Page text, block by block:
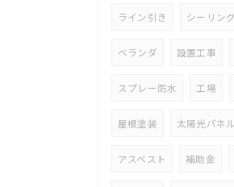
ライン引き シーリング
ベランダ 設置工事
スプレー防水 工場
屋根塗装 太陽光パネル
アスベスト 補助金